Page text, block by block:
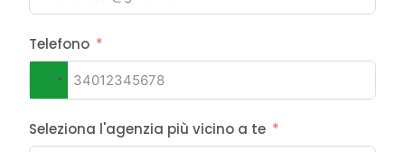
Telefono
Italy
Seleziona l'agenzia più vicino a te